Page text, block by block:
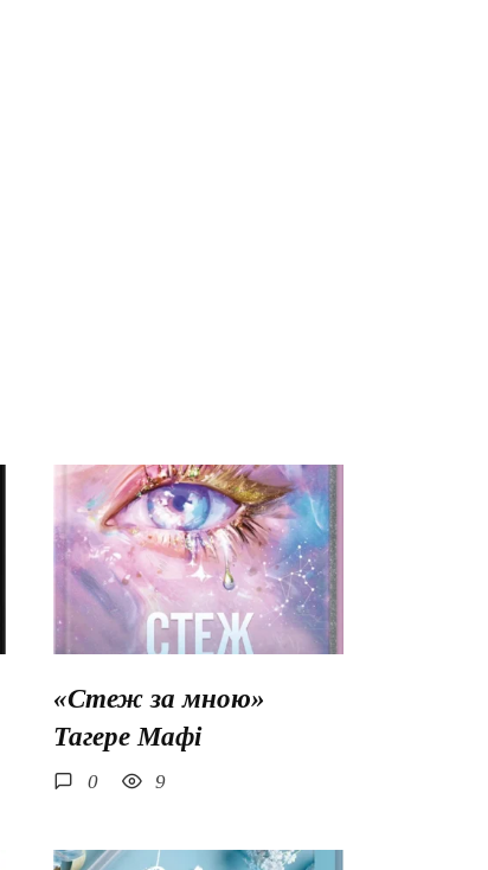
«Стеж за мною»
Тагере Мафі
0 9